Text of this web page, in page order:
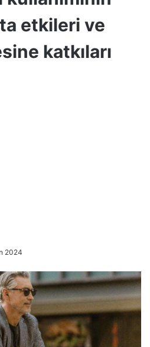
etkileri ve
katkıları
2024